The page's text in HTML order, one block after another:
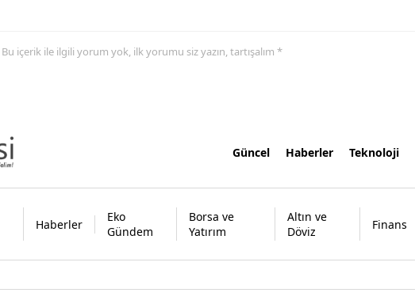
içerik ile ilgili yorum yok, ilk yorumu siz yazın, tartışalım *
Güncel Haberler Teknoloji
Haberler
Eko
Gündem
Borsa ve
Yatırım
Altın ve
Döviz
Finans